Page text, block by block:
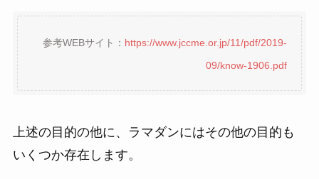
参考WEBサイト： https://www.jccme.or.jp/11/pdf/2019-
09/know-1906.pdf
上述の目的の他に、ラマダンにはその他の目的も
いくつか存在します。